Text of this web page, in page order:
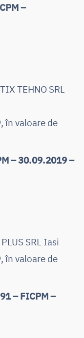
–
TEHNO SRL
în valoare de
– 30.09.2019 –
SRL Iasi
în valoare de
– FICPM –